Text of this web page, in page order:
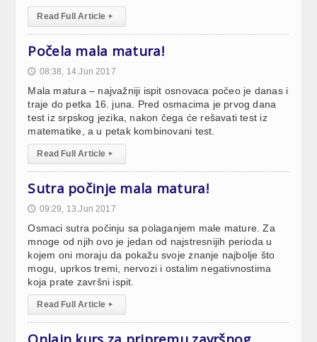
Read Full Article ▸
Počela mala matura!
🕔 08:38, 14.Jun 2017
Mala matura – najvažniji ispit osnovaca počeo je danas i
traje do petka 16. juna. Pred osmacima je prvog dana
test iz srpskog jezika, nakon čega će rešavati test iz
matematike, a u petak kombinovani test.
Read Full Article ▸
Sutra počinje mala matura!
🕔 09:29, 13.Jun 2017
Osmaci sutra počinju sa polaganjem male mature. Za
mnoge od njih ovo je jedan od najstresnijih perioda u
kojem oni moraju da pokažu svoje znanje najbolje što
mogu, uprkos tremi, nervozi i ostalim negativnostima
koja prate završni ispit.
Read Full Article ▸